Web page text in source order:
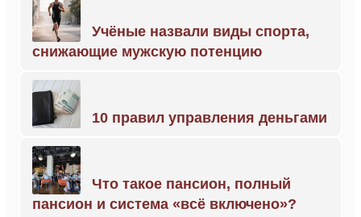
Учёные назвали виды спорта,
снижающие мужскую потенцию
10 правил управления деньгами
Что такое пансион, полный
пансион и система «всё включено»?